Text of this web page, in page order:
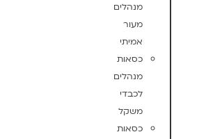
מנהלים
מעור
אמיתי
כסאות
מנהלים
לכבדי
משקל
כסאות